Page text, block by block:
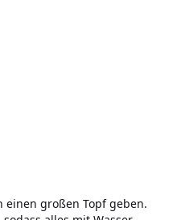
einen großen Topf geben.